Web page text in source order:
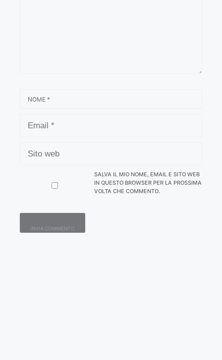
WEB
SALVA IL MIO NOME, EMAIL E SITO WEB
IN QUESTO BROWSER PER LA PROSSIMA
VOLTA CHE COMMENTO.